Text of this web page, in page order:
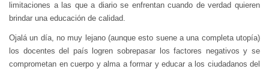
limitaciones a las que a diario se enfrentan cuando de verdad quieren
brindar una educación de calidad.
Ojalá un día, no muy lejano (aunque esto suene a una completa utopía)
los docentes del país logren sobrepasar los factores negativos y se
comprometan en cuerpo y alma a formar y educar a los ciudadanos del